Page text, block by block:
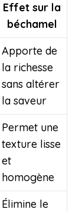
Effet sur la
béchamel
Apporte de
la richesse
sans altérer
la saveur
Permet une
texture lisse
et
homogène
Élimine le